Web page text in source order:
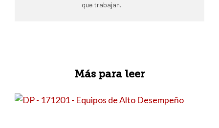
que trabajan.
Más para leer